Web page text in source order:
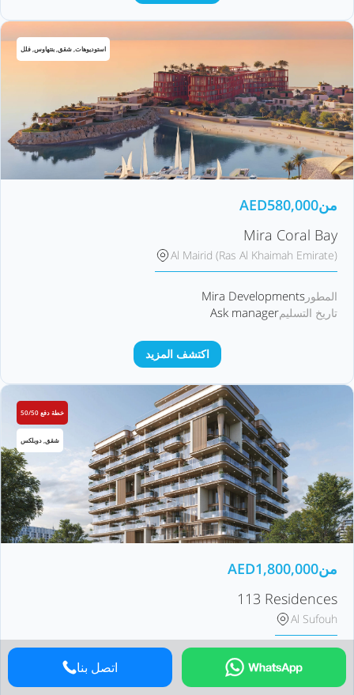
استوديوهات, شقق, بنتهاوس, فلل
من AED580,000
Mira Coral Bay
Al Mairid (Ras Al Khaimah Emirate)
المطور Mira Developments
تاريخ التسليمAsk manager
اكتشف المزيد
خطة دفع 50/50
شقق, دوبلكس
من AED1,800,000
113 Residences
Al Sufouh
Iman Developers
تاريخ التسليمQ2 2029 اتصل بنا